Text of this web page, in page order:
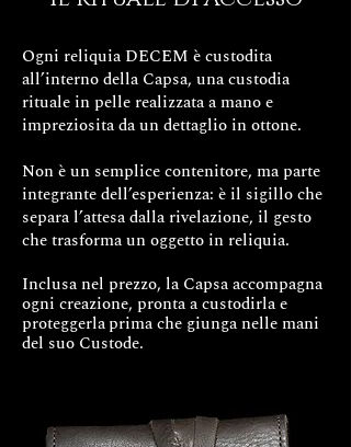
Ogni reliquia DECEM è custodita
all’interno della Capsa, una custodia
rituale in pelle realizzata a mano e
impreziosita da un dettaglio in ottone.
Non è un semplice contenitore, ma parte
integrante dell’esperienza: è il sigillo che
separa l’attesa dalla rivelazione, il gesto
che trasforma un oggetto in reliquia.
Inclusa nel prezzo, la Capsa accompagna
ogni creazione, pronta a custodirla e
proteggerlaprima che giunga nelle mani
del suo Custode.